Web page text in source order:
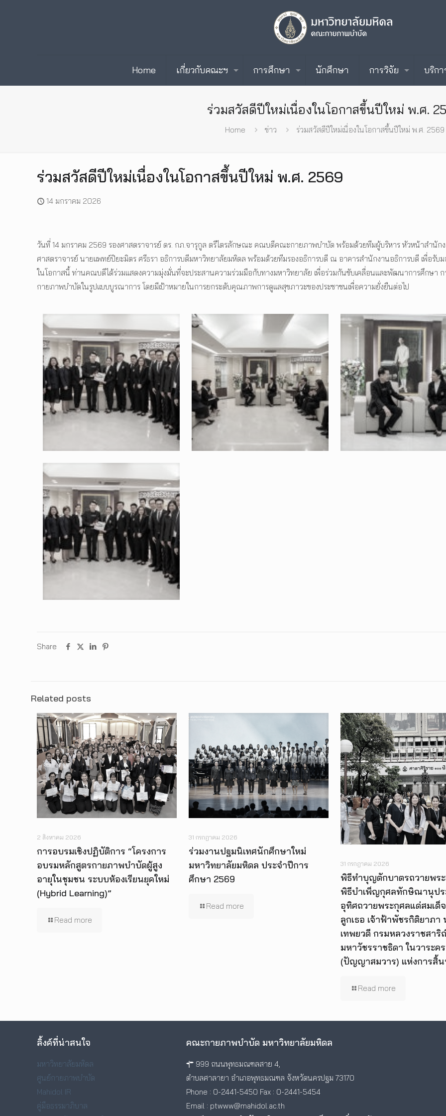
Home เกี่ยวกับคณะฯ การศึกษา นักศึกษา การวิจัย บริกา
ร่วมสวัสดีปีใหม่เนื่องในโอกาสขึ้นปีใหม่ พ.ศ.
Home ข่าว ร่วมสวัสดีปีใหม่เนื่องในโอกาสขึ้นปีใหม่ พ.ศ. 2569
ร่วมสวัสดีปีใหม่เนื่องในโอกาสขึ้นปีใหม่ พ.ศ. 2569
14 มกราคม 2026
วันที่ 14 มกราคม 2569 รองศาสตราจารย์ ดร. กภ.จารุกูล ตรีไตรลักษณะ คณบดีคณะกายภาพบำบัด พร้อมด้วยทีมผู้บริหาร หัวหน้าสำนัก
ศาสตราจารย์ นายแพทย์ปิยะมิตร ศรีธรา อธิการบดีมหาวิทยาลัยมหิดล พร้อมด้วยทีมรองอธิการบดี ณ อาคารสำนักงานอธิการบดี เพื่อรับ
ในโอกาสนี้ ท่านคณบดีได้ร่วมแสดงความมุ่งมั่นที่จะประสานความร่วมมือกับทางมหาวิทยาลัย เพื่อร่วมกันขับเคลื่อนและพัฒนาการศึกษา ก
กายภาพบำบัดในรูปแบบบูรณาการ โดยมีเป้าหมายในการยกระดับคุณภาพการดูแลสุขภาวะของประชาชนเพื่อความยั่งยืนต่อไป
Share
Related posts
2 สิงหาคม 2026
การอบรมเชิงปฏิบัติการ “โครงการ
อบรมหลักสูตรกายภาพบำบัดผู้สูง
อายุในชุมชน ระบบห้องเรียนยุคใหม่
(Hybrid Learning)”
Read more
31 กรกฎาคม 2026
ร่วมงานปฐมนิเทศนักศึกษาใหม่
มหาวิทยาลัยมหิดล ประจำปีการ
ศึกษา 2569
Read more
31 กรกฎาคม 2026
พิธีทำบุญตักบาตรถวายพร
พิธีบำเพ็ญกุศลทักษิณานุป
อุทิศถวายพระกุศลแด่สมเด็
ลูกเธอ เจ้าฟ้าพัชรกิติยาภา
เทพยวดี กรมหลวงราชสา
มหาวัชรราชธิดา ในวาระค
(ปัญญาสมวาร) แห่งการสิ้
Read more
ลิ้งค์ที่น่าสนใจ
มหาวิทยาลัยมหิดล
ศูนย์กายภาพบำบัด
Mahidol IR
คู่มือธรรมาภิบาล
คณะกายภาพบำบัด มหาวิทยาลัยมหิดล
999 ถนนพุทธมณฑลสาย 4,
ตำบลศาลายา อำเภอพุทธมณฑล จังหวัดนครปฐม 73170
Phone : 0-2441-5450 Fax : 0-2441-5454
Email : ptwww@mahidol.ac.th